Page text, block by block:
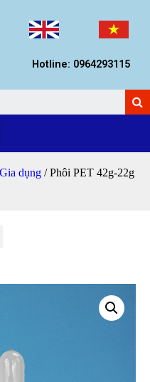
Hotline: 0964293115
dụng / Phôi PET 42g-22g